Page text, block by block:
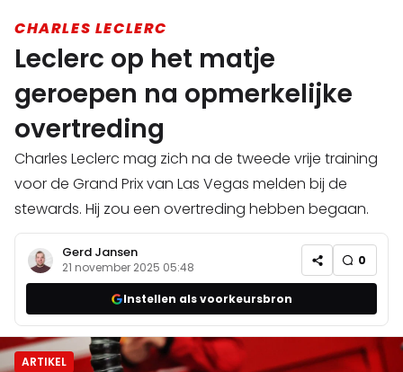
CHARLES LECLERC
Leclerc op het matje
geroepen na opmerkelijke
overtreding
Charles Leclerc mag zich na de tweede vrije training
voor de Grand Prix van Las Vegas melden bij de
stewards. Hij zou een overtreding hebben begaan.
Gerd Jansen
21 november 2025 05:48 0
Instellen als voorkeursbron
ARTIKEL